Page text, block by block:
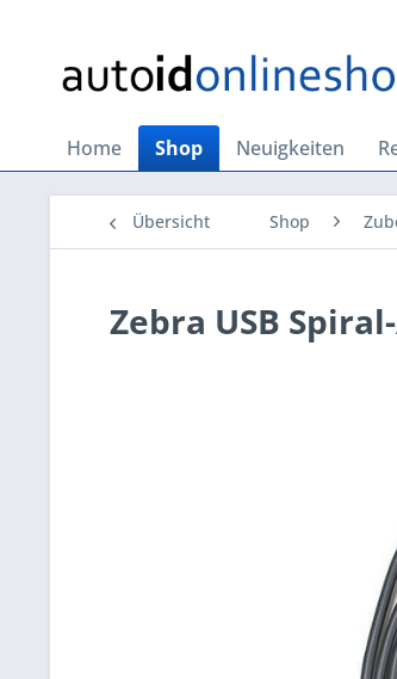
Home Shop Neuigkeiten
Übersicht Shop
Zebra USB